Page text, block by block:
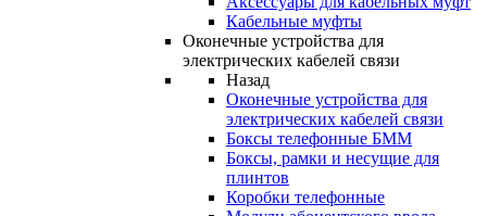
Кабельные муфты
Оконечные устройства для
электрических кабелей связи
Назад
Оконечные устройства для
электрических кабелей связи
Боксы телефонные БММ
Боксы, рамки и несущие для
плинтов
Коробки телефонные